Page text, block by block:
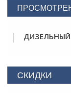
ДИЗЕЛЬНЫЙ
СКИДКИ